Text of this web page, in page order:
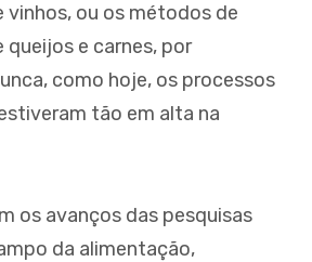
vinhos, ou os métodos de
queijos e carnes, por
como hoje, os processos
tão em alta na
os avanços das pesquisas
da alimentação,